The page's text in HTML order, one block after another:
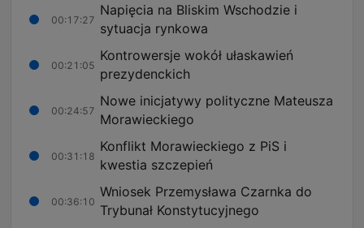
00:17:27
Napięcia na Bliskim Wschodzie i
sytuacja rynkowa
00:21:05
Kontrowersje wokół ułaskawień
prezydenckich
00:24:57
Nowe inicjatywy polityczne Mateusza
Morawieckiego
00:31:18
Konflikt Morawieckiego z PiS i
kwestia szczepień
00:36:10
Wniosek Przemysława Czarnka do
Trybunał Konstytucyjnego